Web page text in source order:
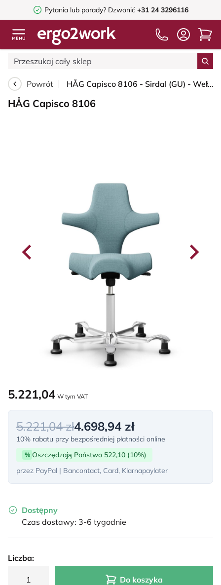
Pytania lub porady? Dzwonić +31 24 3296116
Powrót HÅG Capisco 8106 - Sirdal (GU) - Wełna - SRD730 Blue - White - 150mm (seat height 40–55cm) - Glides
HÅG Capisco 8106
5.221,04 W tym VAT
5.221,04 zł4.698,94 zł
10% rabatu przy bezpośredniej płatności online
% Oszczędzają Państwo 522,10 (10%)
przez PayPal | Bancontact, Card, Klarnapaylater
Dostępny
Czas dostawy: 3-6 tygodnie
Liczba:
Do koszyka